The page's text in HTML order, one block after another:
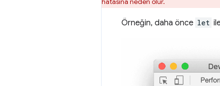
Örneğin, daha önce let